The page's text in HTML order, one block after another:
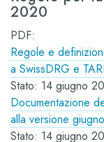
2020
PDF:
Regole e
a SwissDRG e
Stato: 14 giugno
Documentazione
alla versione
Stato: 14 giugno